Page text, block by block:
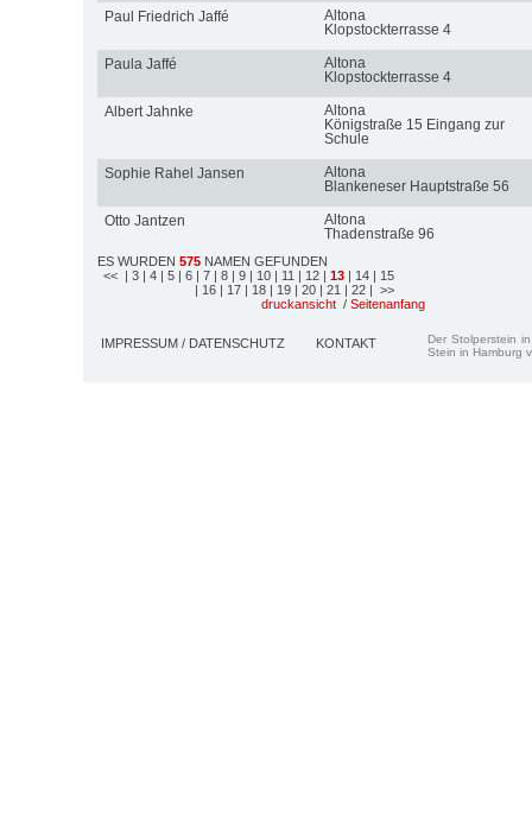
Paul Friedrich Jaffé
Altona
Klopstockterrasse 4
Paula Jaffé
Altona
Klopstockterrasse 4
Albert Jahnke
Altona
Königstraße 15 Eingang zur
Schule
Sophie Rahel Jansen
Altona
Blankeneser Hauptstraße 56
Otto Jantzen
Altona
Thadenstraße 96
ES WURDEN 575 NAMEN GEFUNDEN
<< | 3 | 4 | 5 | 6 | 7 | 8 | 9 | 10 | 11 | 12 | 13 | 14 | 15
| 16 | 17 | 18 | 19 | 20 | 21 | 22 | >>
druckansicht / Seitenanfang
IMPRESSUM / DATENSCHUTZ KONTAKT
Der Stolperstein
Stein in Hamburg